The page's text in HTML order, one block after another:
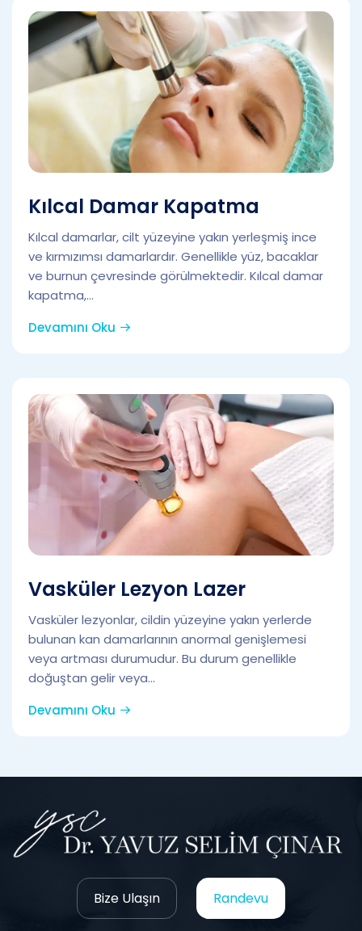
Kılcal Damar Kapatma
Kılcal damarlar, cilt yüzeyine yakın yerleşmiş ince
ve kırmızımsı damarlardır. Genellikle yüz, bacaklar
ve burnun çevresinde görülmektedir. Kılcal damar
kapatma,...
Devamını Oku
Vasküler Lezyon Lazer
Vasküler lezyonlar, cildin yüzeyine yakın yerlerde
bulunan kan damarlarının anormal genişlemesi
veya artması durumudur. Bu durum genellikle
doğuştan gelir veya...
Devamını Oku
Bize Ulaşın Randevu